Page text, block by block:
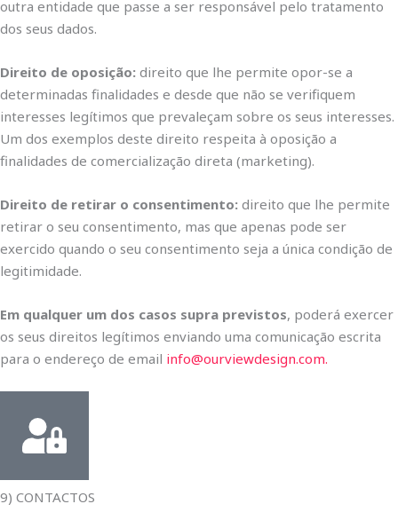
outra entidade que passe a ser responsável pelo tratamento
dos seus dados.
Direito de oposição: direito que lhe permite opor-se a
determinadas finalidades e desde que não se verifiquem
interesses legítimos que prevaleçam sobre os seus interesses.
Um dos exemplos deste direito respeita à oposição a
finalidades de comercialização direta (marketing).
Direito de retirar o consentimento: direito que lhe permite
retirar o seu consentimento, mas que apenas pode ser
exercido quando o seu consentimento seja a única condição de
legitimidade.
Em qualquer um dos casos supra previstos, poderá exercer
os seus direitos legítimos enviando uma comunicação escrita
para o endereço de email info@ourviewdesign.com.
9) CONTACTOS